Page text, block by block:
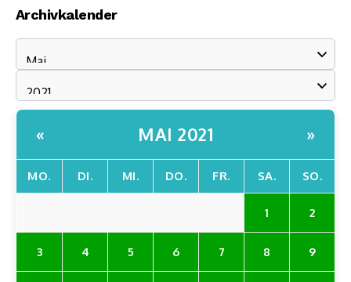
Archivkalender
« MAI 2021 »
MO. DI. MI. DO. FR. SA. SO.
1 2
3 4 5 6 7 8 9